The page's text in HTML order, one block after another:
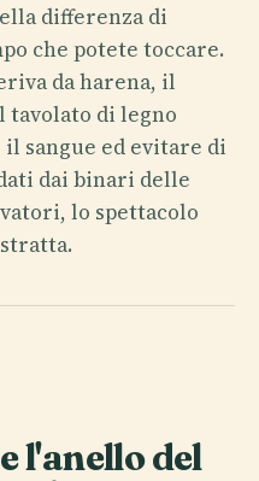
differenza di
che potete toccare.
da harena, il
tavolato di legno
sangue ed evitare di
dai binari delle
lo spettacolo
l'anello del